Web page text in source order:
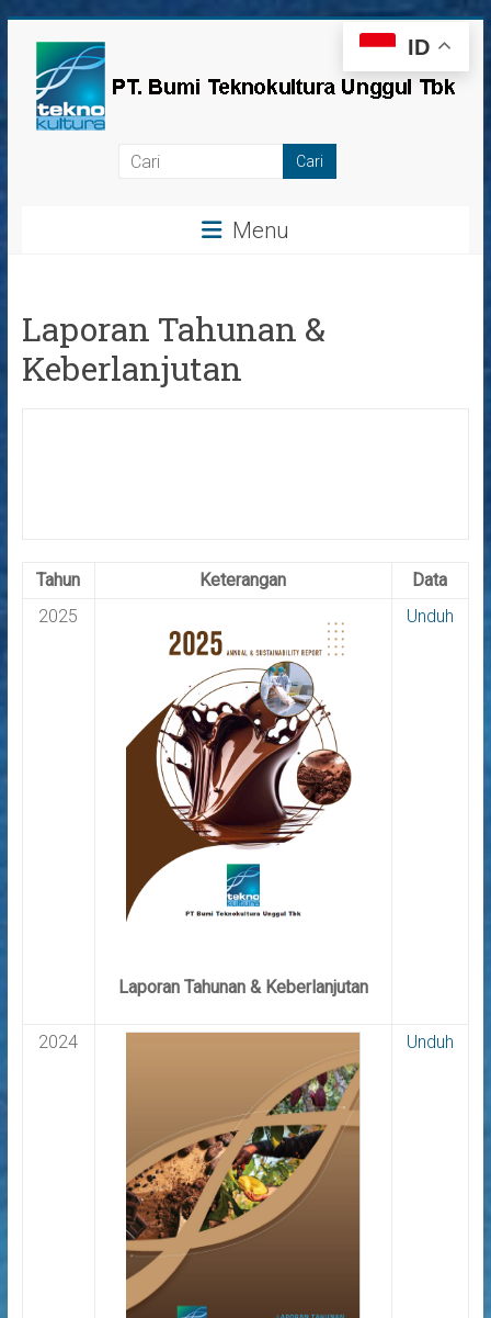
content
Teknokultura
Tbk
Menu
Laporan Tahunan &
Keberlanjutan
Tahun Keterangan
Data
2025
Laporan Tahunan & Keberlanjutan
Unduh
2024 Unduh
ID